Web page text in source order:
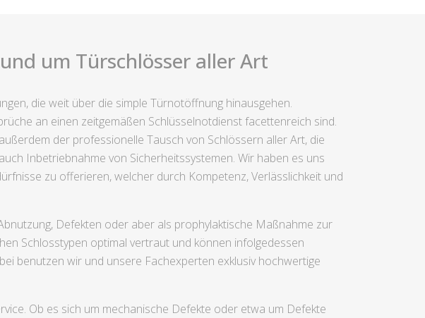
um Türschlösser aller Art
die weit über die simple Türnotöffnung hinausgehen.
an einen zeitgemäßen Schlüsselnotdienst facettenreich sind.
der professionelle Tausch von Schlössern aller Art, die
Inbetriebnahme von Sicherheitssystemen. Wir haben es uns
zu offerieren, welcher durch Kompetenz, Verlässlichkeit und
Defekten oder aber als prophylaktische Maßnahme zur
Schlosstypen optimal vertraut und können infolgedessen
benutzen wir und unsere Fachexperten exklusiv hochwertige
Ob es sich um mechanische Defekte oder etwa um Defekte